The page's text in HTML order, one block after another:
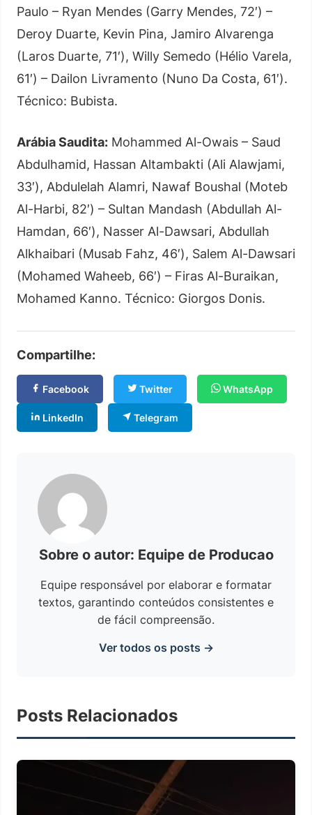
Paulo – Ryan Mendes (Garry Mendes, 72′) –
Deroy Duarte, Kevin Pina, Jamiro Alvarenga
(Laros Duarte, 71′), Willy Semedo (Hélio Varela,
61′) – Dailon Livramento (Nuno Da Costa, 61′).
Técnico: Bubista.
Arábia Saudita: Mohammed Al-Owais – Saud
Abdulhamid, Hassan Altambakti (Ali Alawjami,
33′), Abdulelah Alamri, Nawaf Boushal (Moteb
Al-Harbi, 82′) – Sultan Mandash (Abdullah Al-
Hamdan, 66′), Nasser Al-Dawsari, Abdullah
Alkhaibari (Musab Fahz, 46′), Salem Al-Dawsari
(Mohamed Waheeb, 66′) – Firas Al-Buraikan,
Mohamed Kanno. Técnico: Giorgos Donis.
Compartilhe:
Facebook Twitter WhatsApp
LinkedIn Telegram
Sobre o autor: Equipe de Producao
Equipe responsável por elaborar e formatar
textos, garantindo conteúdos consistentes e
de fácil compreensão.
Ver todos os posts →
Posts Relacionados